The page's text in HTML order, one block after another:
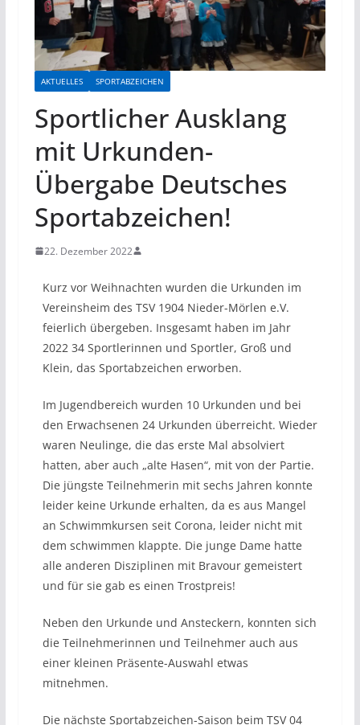
AKTUELLES SPORTABZEICHEN
Sportlicher Ausklang
mit Urkunden-
Übergabe Deutsches
Sportabzeichen!
22. Dezember 2022
Kurz vor Weihnachten wurden die Urkunden im
Vereinsheim des TSV 1904 Nieder-Mörlen e.V.
feierlich übergeben. Insgesamt haben im Jahr
2022 34 Sportlerinnen und Sportler, Groß und
Klein, das Sportabzeichen erworben.
Im Jugendbereich wurden 10 Urkunden und bei
den Erwachsenen 24 Urkunden überreicht. Wieder
waren Neulinge, die das erste Mal absolviert
hatten, aber auch „alte Hasen“, mit von der Partie.
Die jüngste Teilnehmerin mit sechs Jahren konnte
leider keine Urkunde erhalten, da es aus Mangel
an Schwimmkursen seit Corona, leider nicht mit
dem schwimmen klappte. Die junge Dame hatte
alle anderen Disziplinen mit Bravour gemeistert
und für sie gab es einen Trostpreis!
Neben den Urkunde und Ansteckern, konnten sich
die Teilnehmerinnen und Teilnehmer auch aus
einer kleinen Präsente-Auswahl etwas
mitnehmen.
Die nächste Sportabzeichen-Saison beim TSV 04